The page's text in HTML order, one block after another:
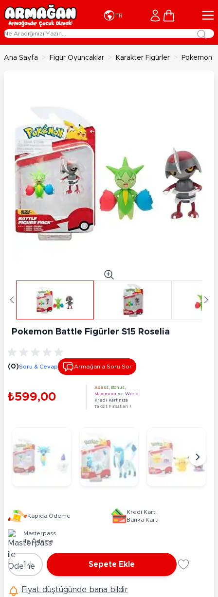
İçeriğe geç
TR Cart
Ana Sayfa > Figür Oyuncaklar > Karakter Figürler > Pokemon
Pokemon Battle Figürler S15 Roselia
(0)Soru & Cevap Armağan’a Soru Sor
₺599,00
Axess Bonus
Maximum ve World
Kredi Kartınıza
Taksit Fırsatları !
Kapıda Ödeme
Kredi Kartı
Banka Kartı
Masterpass
ile Ödeme
Adet
-1 + Sepete Ekle
Fiyat düştüğünde bana bildir